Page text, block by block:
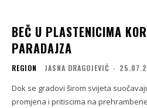
BEČ U PLASTENICIMA
PARADAJZA
REGION JASNA DRAGOJEVIĆ -
Dok se gradovi širom svijeta
promjena i pritiscima na